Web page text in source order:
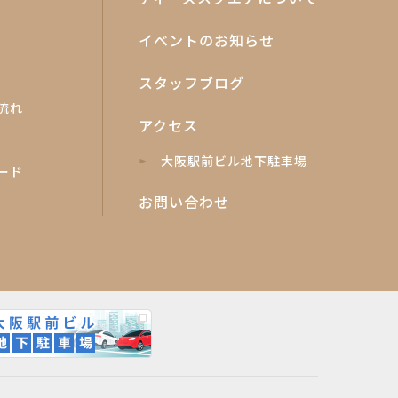
れ
ド
イベントのお知らせ
スタッフブログ
アクセス
大阪駅前ビル地下駐車場
お問い合わせ